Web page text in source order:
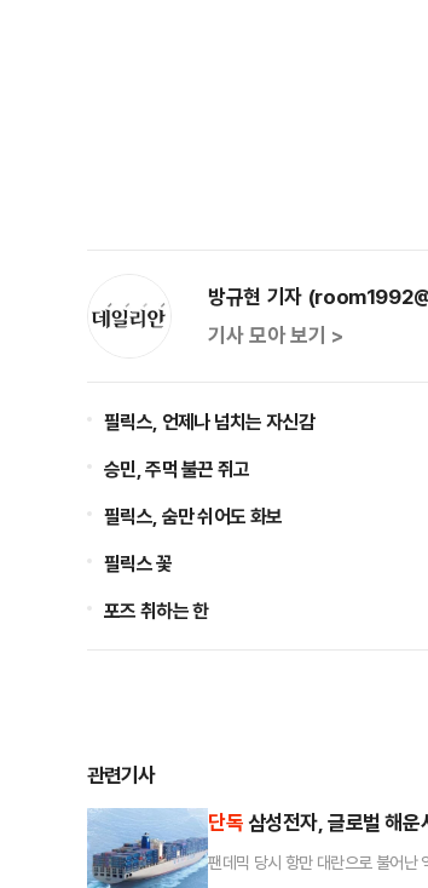
방규현 기자
기사 모아 보기 >
필릭스, 언제나 넘치는 자신감
승민, 주먹 불끈 쥐고
필릭스, 숨만 쉬어도 화보
필릭스 꽃
포즈 취하는 한
관련기사
단독삼성전자, 글로벌 해
팬데믹 당시 항만 대란으로 불어난